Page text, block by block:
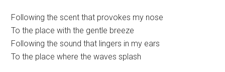
Following the scent that provokes my nose
To the place with the gentle breeze
Following the sound that lingers in my ears
To the place where the waves splash